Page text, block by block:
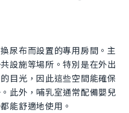
尿布而設置的專用房間。主
設施等場所。特別是在外出
目光，因此這些空間能確保
此外，哺乳室通常配備嬰兒
能舒適地使用。